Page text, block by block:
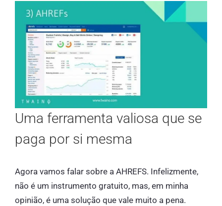
Uma ferramenta valiosa que se
paga por si mesma
Agora vamos falar sobre a AHREFS. Infelizmente,
não é um instrumento gratuito, mas, em minha
opinião, é uma solução que vale muito a pena.